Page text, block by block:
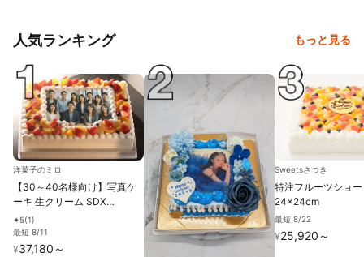
人気ランキング もっと見る
洋菓子のミロ
【30～40名様向け】写真ケ
ーキ 生クリーム SDX
26cm×37cm
✦5(1)
最短 8/11
¥37,180 ～
Sweetsさつき
特注フルーツショ
24×24cm
最短 8/22
¥25,920 ～